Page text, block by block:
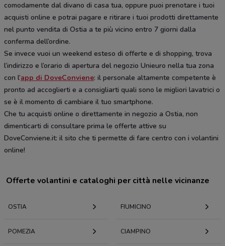
comodamente dal divano di casa tua, oppure puoi prenotare i tuoi
acquisti online e potrai pagare e ritirare i tuoi prodotti direttamente
nel punto vendita di Ostia a te più vicino entro 7 giorni dalla
conferma dell’ordine.
Se invece vuoi un weekend esteso di offerte e di shopping, trova
l’indirizzo e l’orario di apertura del negozio Unieuro nella tua zona
con l’app di DoveConviene: il personale altamente competente è
pronto ad accoglierti e a consigliarti quali sono le migliori lavatrici o
se è il momento di cambiare il tuo smartphone.
Che tu acquisti online o direttamente in negozio a Ostia, non
dimenticarti di consultare prima le offerte attive su
DoveConviene.it: il sito che ti permette di fare centro con i volantini
online!
Offerte volantini e cataloghi per città nelle vicinanze
OSTIA FIUMICINO
POMEZIA CIAMPINO